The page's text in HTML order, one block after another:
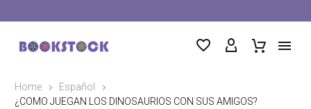
Home
Español
¿COMO JUEGAN LOS DINOSAURIOS CON SUS AMIGOS?